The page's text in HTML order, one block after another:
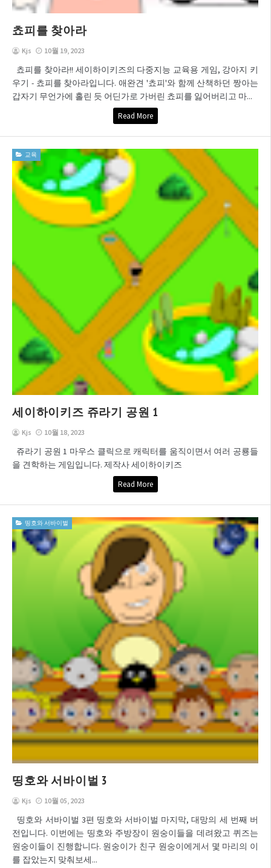
쵸피를 찾아라
Kjs 10월 19, 2023
쵸피를 찾아라!! 세이하이키즈의 다중지능 교육용 게임, 강아지 키
우기 - 쵸피를 찾아라입니다. 애완견 '쵸피'와 함께 산책하던 짱아는
갑자기 무언가에 홀린 듯 어딘가로 가버린 쵸피를 잃어버리고 마...
Read More
교육
세이하이키즈 쥬라기 공원 1
Kjs 10월 18, 2023
쥬라기 공원 1 마우스 클릭으로 캐릭터를 움직이면서 여러 공룡들
을 견학하는 게임입니다. 제작사 세이하이키즈
Read More
띵호와 서바이벌
띵호와 서바이벌 3
Kjs 10월 05, 2023
띵호와 서바이벌 3편 띵호와 서바이벌 마지막, 대망의 세 번째 버
전입니다. 이번에는 띵호와 주방장이 원숭이들을 데려왔고 퀴즈는
원숭이들이 진행합니다. 원숭이가 친구 원숭이에게서 몇 마리의 이
를 잡았는지 맞춰보세...